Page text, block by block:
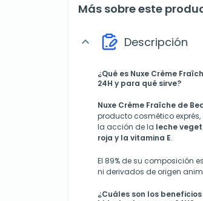
Más sobre este
expand_more Descripción
¿Qué es Nuxe Crème
24H y para qué sirve?
Nuxe Crème Fraîche de
producto cosmético
la acción de la leche
roja y la vitamina E.
El 89% de su composición
ni derivados de origen
¿Cuáles son los